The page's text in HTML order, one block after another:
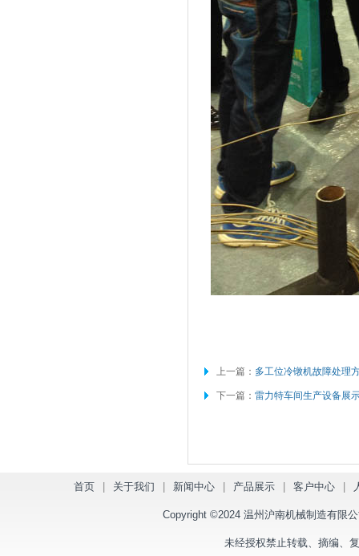
上一篇： 多工位冷镦机故障处理
下一篇： 雷力特车间生产设备展
首页 关于我们 新闻中心 产品展示 客户中心
Copyright ©2024 温州沪南机械制造有限
未经授权禁止转载、摘编、